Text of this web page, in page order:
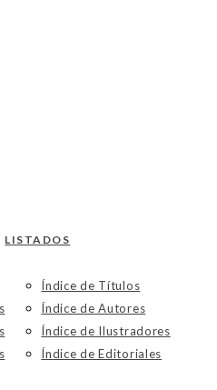
LISTADOS
Índice de Títulos
Índice de Autores
Índice de Ilustradores
Índice de Editoriales